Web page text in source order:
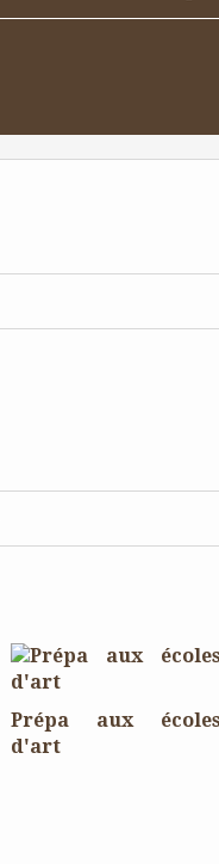
Prépa aux écoles
d'art